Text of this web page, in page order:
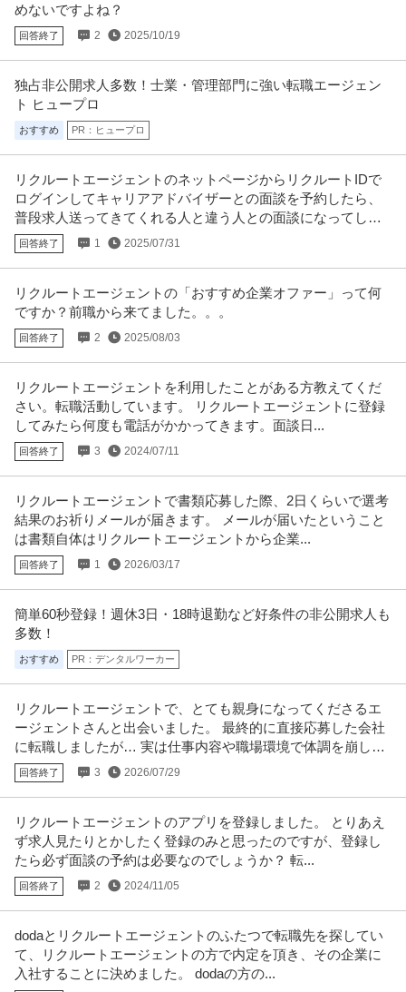
めないですよね？
回答終了 2 2025/10/19
独占非公開求人多数！士業・管理部門に強い転職エージェン
ト ヒュープロ
おすすめ PR：ヒュープロ
リクルートエージェントのネットページからリクルートIDで
ログインしてキャリアアドバイザーとの面談を予約したら、
普段求人送ってきてくれる人と違う人との面談になってしま
ったのですが、
回答終了 1 2025/07/31
リクルートエージェントの「おすすめ企業オファー」って何
ですか？前職から来てました。。。
回答終了 2 2025/08/03
リクルートエージェントを利用したことがある方教えてくだ
さい。転職活動しています。 リクルートエージェントに登録
してみたら何度も電話がかかってきます。面談日...
回答終了 3 2024/07/11
リクルートエージェントで書類応募した際、2日くらいで選考
結果のお祈りメールが届きます。 メールが届いたということ
は書類自体はリクルートエージェントから企業...
回答終了 1 2026/03/17
簡単60秒登録！週休3日・18時退勤など好条件の非公開求人も
多数！
おすすめ PR：デンタルワーカー
リクルートエージェントで、とても親身になってくださるエ
ージェントさんと出会いました。 最終的に直接応募した会社
に転職しましたが… 実は仕事内容や職場環境で体調を崩し既
に転職を考えている状態です。
回答終了 3 2026/07/29
リクルートエージェントのアプリを登録しました。 とりあえ
ず求人見たりとかしたく登録のみと思ったのですが、登録し
たら必ず面談の予約は必要なのでしょうか？ 転...
回答終了 2 2024/11/05
dodaとリクルートエージェントのふたつで転職先を探してい
て、リクルートエージェントの方で内定を頂き、その企業に
入社することに決めました。 dodaの方の...